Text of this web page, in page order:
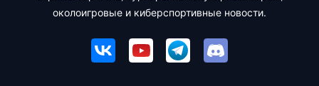
околоигровые и киберспортивные новости.